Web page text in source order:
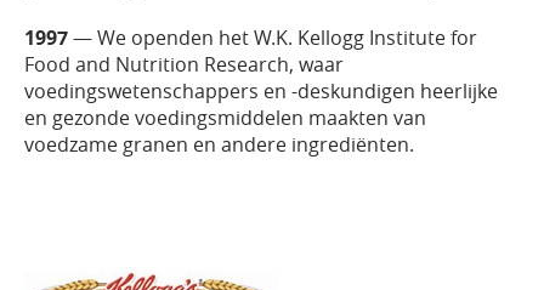
1997— We openden het W.K. Kellogg Institute for
Food and Nutrition Research, waar
voedingswetenschappers en -deskundigen heerlijke
en gezonde voedingsmiddelen maakten van
voedzame granen en andere ingrediënten.